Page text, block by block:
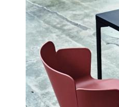
Fotele loftowe
Hokery loftowe
Komody loftowe
Konsole loftowe
Krzesła loftowe